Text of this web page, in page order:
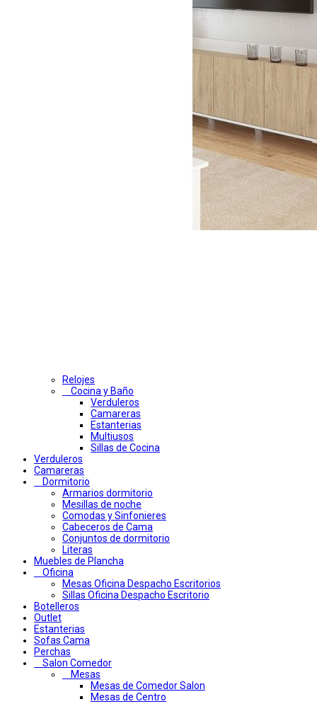
Relojes
Cocina y Baño
Verduleros
Camareras
Estanterias
Multiusos
Sillas de Cocina
Verduleros
Camareras
Dormitorio
Armarios dormitorio
Mesillas de noche
Comodas y Sinfonieres
Cabeceros de Cama
Conjuntos de dormitorio
Literas
Muebles de Plancha
Oficina
Mesas Oficina Despacho Escritorios
Sillas Oficina Despacho Escritorio
Botelleros
Outlet
Estanterias
Sofas Cama
Perchas
Salon Comedor
Mesas
Mesas de Comedor Salon
Mesas de Centro